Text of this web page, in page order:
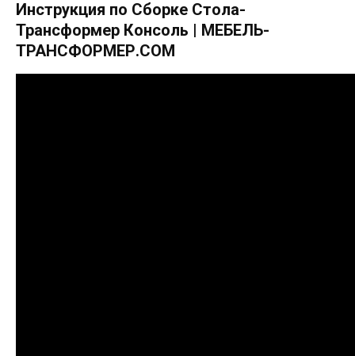
Инструкция по Сборке Стола-
Трансформер Консоль | МЕБЕЛЬ-
ТРАНСФОРМЕР.COM